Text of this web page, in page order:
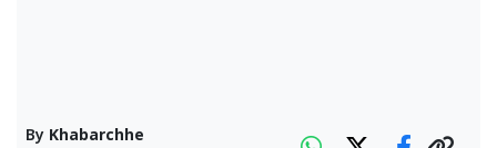
By Khabarchhe